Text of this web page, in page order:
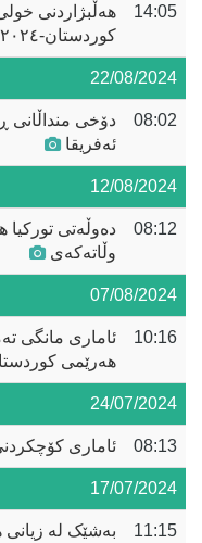
14:05
هەڵبژاردنی
کوردستان-٢٠٢٤
22/08/2024
08:02
دۆخی منداڵانی
ئەفریقا
12/08/2024
08:12
دەوڵەتی
وڵاتەکەی
07/08/2024
10:16
ئاماری مانگی
هەرێمی
24/07/2024
08:13 ئاماری کۆچکردنی
17/07/2024
11:15
بەشێک لە زیانی